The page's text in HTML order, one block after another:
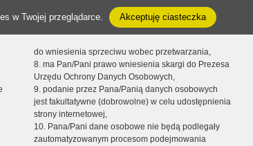
w Twojej przeglądarce. Akceptuję ciasteczka
do wniesienia sprzeciwu wobec przetwarzania,
8. ma Pan/Pani prawo wniesienia skargi do Prezesa
Urzędu Ochrony Danych Osobowych,
9. podanie przez Pana/Panią danych osobowych
jest fakultatywne (dobrowolne) w celu udostępnienia
strony internetowej,
10. Pana/Pani dane osobowe nie będą podlegały
zautomatyzowanym procesom podejmowania